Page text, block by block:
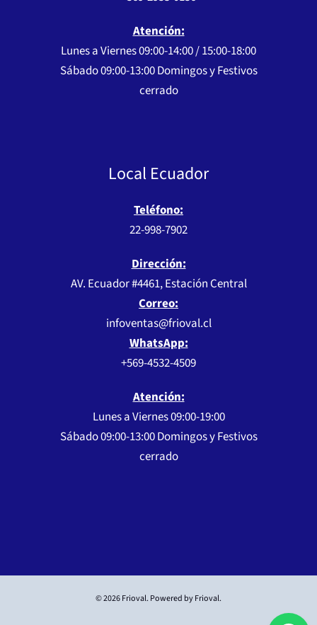
Atención:
Lunes a Viernes 09:00-14:00 / 15:00-18:00
Sábado 09:00-13:00 Domingos y Festivos
cerrado
Local Ecuador
Teléfono:
22-998-7902
Dirección:
AV. Ecuador #4461, Estación Central
Correo:
infoventas@frioval.cl
WhatsApp:
+569-4532-4509
Atención:
Lunes a Viernes 09:00-19:00
Sábado 09:00-13:00 Domingos y Festivos
cerrado
© 2026 Frioval. Powered by Frioval.